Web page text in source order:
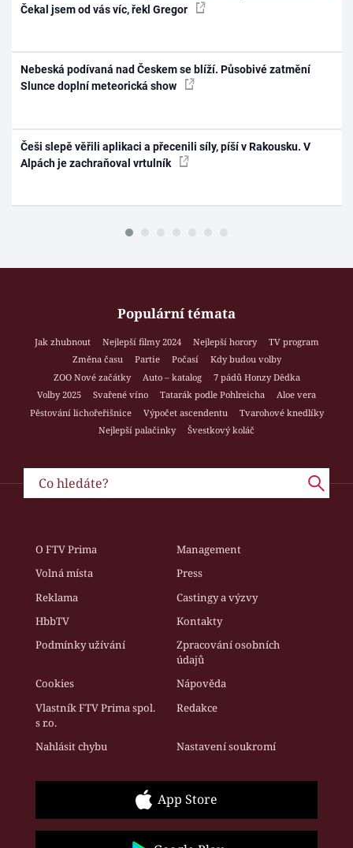
Čekal jsem od vás víc, řekl Gregor
Nebeská podívaná nad Českem se blíží. Působivé zatmění
Slunce doplní meteorická show
Češi slepě věřili aplikaci a přecenili síly, píší v Rakousku. V
Alpách je zachraňoval vrtulník
Populární témata
Jak zhubnout Nejlepší filmy 2024 Nejlepší horory
TV program
Změna času
Partie Počasí
Kdy budou volby
ZOO Nové začátky
Auto – katalog
7 pádů Honzy Dědka
Volby 2025
Svařené víno Tatarák podle Pohlreicha
Aloe vera
Pěstování lichořeřišnice
Výpočet ascendentu
Tvarohové knedlíky
Nejlepší palačinky
Švestkový koláč
O FTV Prima
Management
Volná místa
Press
Reklama
Castingy a výzvy
HbbTV
Kontakty
Podmínky užívání
Zpracování osobních
údajů
Cookies
Nápověda
Vlastník FTV Prima spol.
s r.o.
Redakce
Nahlásit chybu Nastavení soukromí
App Store